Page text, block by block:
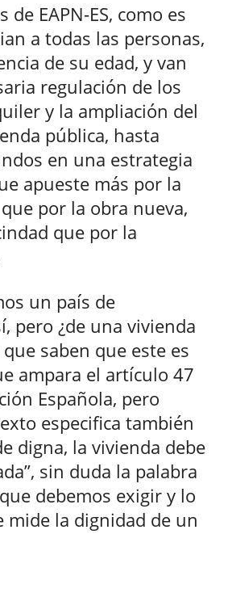
de EAPN-ES, como es
a todas las personas,
de su edad, y van
regulación de los
y la ampliación del
pública, hasta
en una estrategia
apueste más por la
por la obra nueva,
que por la
un país de
pero ¿de una vivienda
saben que este es
ampara el artículo 47
Española, pero
especifica también
digna, la vivienda debe
sin duda la palabra
debemos exigir y lo
mide la dignidad de un